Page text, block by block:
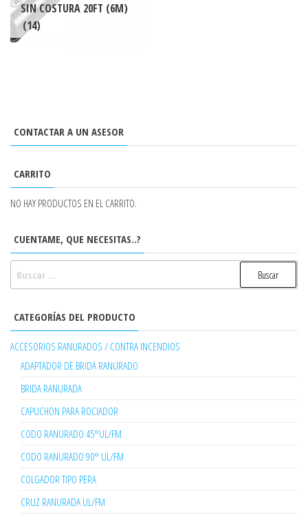
SIN COSTURA 20FT (6M)
(14)
CONTACTAR A UN ASESOR
CARRITO
NO HAY PRODUCTOS EN EL CARRITO.
CUENTAME, QUE NECESITAS..?
CATEGORÍAS DEL PRODUCTO
ACCESORIOS RANURADOS / CONTRA INCENDIOS
ADAPTADOR DE BRIDA RANURADO
BRIDA RANURADA
CAPUCHON PARA ROCIADOR
CODO RANURADO 45°UL/FM
CODO RANURADO 90° UL/FM
COLGADOR TIPO PERA
CRUZ RANURADA UL/FM